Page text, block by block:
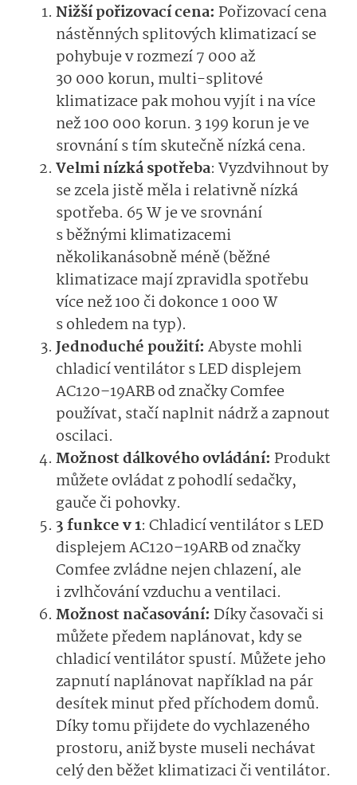
Nižší pořizovací cena: Pořizovací cena
nástěnných splitových klimatizací se
pohybuje v rozmezí 7 000 až
30 000 korun, multi-splitové
klimatizace pak mohou vyjít i na více
než 100 000 korun. 3 199 korun je ve
srovnání s tím skutečně nízká cena.
Velmi nízká spotřeba: Vyzdvihnout by
se zcela jistě měla i relativně nízká
spotřeba. 65 W je ve srovnání
s běžnými klimatizacemi
několikanásobně méně (běžné
klimatizace mají zpravidla spotřebu
více než 100 či dokonce 1 000 W
s ohledem na typ).
Jednoduché použití: Abyste mohli
chladicí ventilátor s LED displejem
AC120–19ARB od značky Comfee
používat, stačí naplnit nádrž a zapnout
oscilaci.
Možnost dálkového ovládání: Produkt
můžete ovládat z pohodlí sedačky,
gauče či pohovky.
3 funkce v 1: Chladicí ventilátor s LED
displejem AC120–19ARB od značky
Comfee zvládne nejen chlazení, ale
i zvlhčování vzduchu a ventilaci.
Možnost načasování: Díky časovači si
můžete předem naplánovat, kdy se
chladicí ventilátor spustí. Můžete jeho
zapnutí naplánovat například na pár
desítek minut před příchodem domů.
Díky tomu přijdete do vychlazeného
prostoru, aniž byste museli nechávat
celý den běžet klimatizaci či ventilátor.